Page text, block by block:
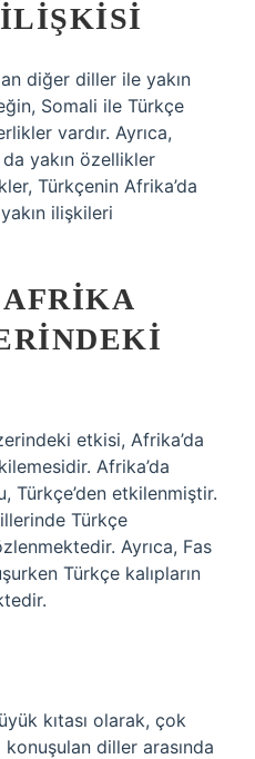
diğer diller ile yakın
Somali ile Türkçe
vardır. Ayrıca,
yakın özellikler
Türkçenin Afrika’da
ilişkileri
etkisi, Afrika’da
Afrika’da
Türkçe’den etkilenmiştir.
Türkçe
Ayrıca, Fas
Türkçe kalıpların
kıtası olarak, çok
diller arasında